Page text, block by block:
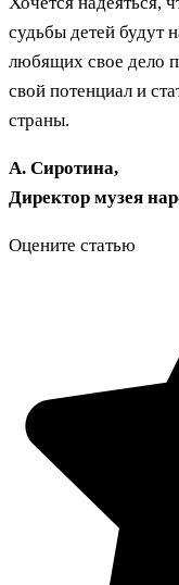
судьбы детей будут
любящих свое дело
свой потенциал и
страны.
А. Сиротина,
Директор музея
Оцените статью